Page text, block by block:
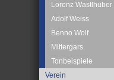
Lorenz Wastlhuber
Adolf Weiss
Benno Wolf
Mittergars
Tonbeispiele
Verein